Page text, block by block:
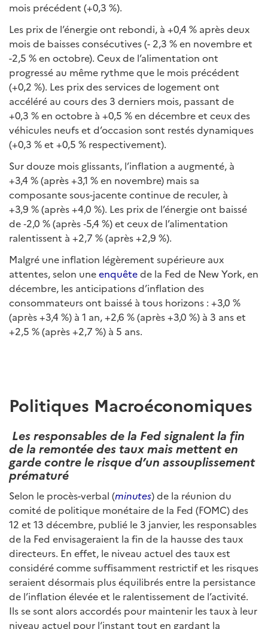
mois précédent (+0,3 %).
Les prix de l’énergie ont rebondi, à +0,4 % après deux
mois de baisses consécutives (- 2,3 % en novembre et
-2,5 % en octobre). Ceux de l’alimentation ont
progressé au même rythme que le mois précédent
(+0,2 %). Les prix des services de logement ont
accéléré au cours des 3 derniers mois, passant de
+0,3 % en octobre à +0,5 % en décembre et ceux des
véhicules neufs et d’occasion sont restés dynamiques
(+0,3 % et +0,5 % respectivement).
Sur douze mois glissants, l’inflation a augmenté, à
+3,4 % (après +3,1 % en novembre) mais sa
composante sous-jacente continue de reculer, à
+3,9 % (après +4,0 %). Les prix de l’énergie ont baissé
de ‑2,0 % (après ‑5,4 %) et ceux de l’alimentation
ralentissent à +2,7 % (après +2,9 %).
Malgré une inflation légèrement supérieure aux
attentes, selon uneenquêtede la Fed de New York, en
décembre, les anticipations d’inflation des
consommateurs ont baissé à tous horizons : +3,0 %
(après +3,4 %) à 1 an, +2,6 % (après +3,0 %) à 3 ans et
+2,5 % (après +2,7 %) à 5 ans.
Politiques Macroéconomiques
Les responsables de la Fed signalent la fin
de la remontée des taux mais mettent en
garde contre le risque d’un assouplissement
prématuré
Selon le procès-verbal (minutes) de la réunion du
comité de politique monétaire de la Fed (FOMC) des
12 et 13 décembre, publié le 3 janvier, les responsables
de la Fed envisageraient la fin de la hausse des taux
directeurs. En effet, le niveau actuel des taux est
considéré comme suffisamment restrictif et les risques
seraient désormais plus équilibrés entre la persistance
de l’inflation élevée et le ralentissement de l’activité.
Ils se sont alors accordés pour maintenir les taux à leur
niveau actuel pour l‘instant tout en gardant la